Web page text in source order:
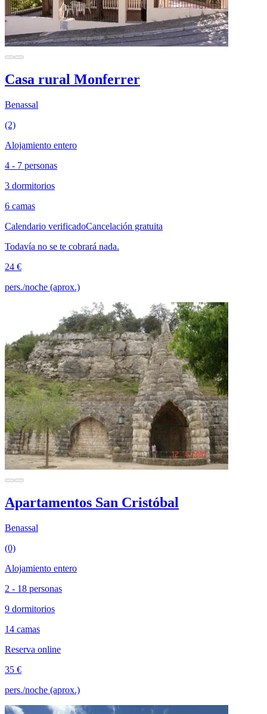
Casa rural Monferrer
Benassal
(2)
Alojamiento entero
4 - 7 personas
3 dormitorios
6 camas
Calendario verificadoCancelación gratuita
Todavía no se te cobrará nada.
24 €
pers./noche (aprox.)
Apartamentos San Cristóbal
Benassal
(0)
Alojamiento entero
2 - 18 personas
9 dormitorios
14 camas
Reserva online
35 €
pers./noche (aprox.)